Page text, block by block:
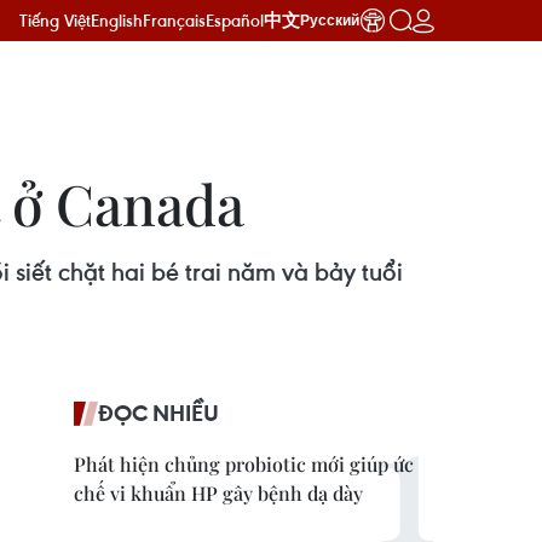
Tiếng ViệtEnglishFrançaisEspañol中文Русский
Canada
chặt hai bé trai năm và bảy tuổi
ĐỌC NHIỀU
Phát hiện chủng probiotic mới giúp ức
chế vi khuẩn HP gây bệnh dạ dày